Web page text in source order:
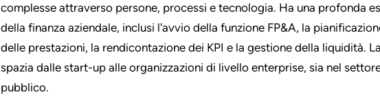
complesse attraverso persone, processi e tecnologia. Ha una profonda
della finanza aziendale, inclusi l'avvio della funzione FP&A, la
delle prestazioni, la rendicontazione dei KPI e la gestione della liquidità.
spazia dalle start-up alle organizzazioni di livello enterprise, sia nel
pubblico.